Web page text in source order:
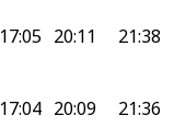
17:05 20:11
21:38
17:04 20:09
21:36